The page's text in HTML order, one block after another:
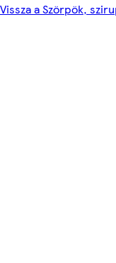
Vissza a Szörpök,